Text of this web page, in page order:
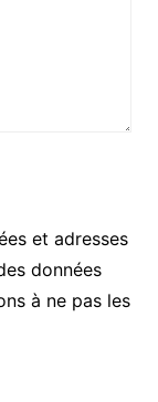
et adresses
données
à ne pas les